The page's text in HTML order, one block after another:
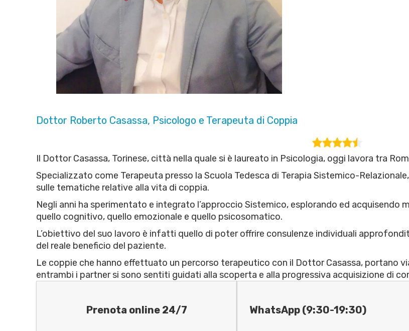
Dottor Roberto Casassa, Psicologo e Terapeuta di Coppia
Il Dottor Casassa, Torinese, città nella quale si è laureato in Psicologia, oggi lavora tra
Specializzato come Terapeuta presso la Scuola Tedesca di Terapia Sistemico-
sulle tematiche relative alla vita di coppia.
Negli anni ha sperimentato e integrato l’approccio Sistemico, esplorando ed acquisendo
quello cognitivo, quello emozionale e quello psicosomatico.
L’obiettivo del suo lavoro è infatti quello di poter offrire consulenze individuali
del reale beneficio del paziente.
Le coppie che hanno effettuato un percorso terapeutico con il Dottor Casassa, portano
entrambi i partner si sono sentiti guidati alla scoperta e alla progressiva acquisizione di
Prenota online 24/7 WhatsApp (9:30-19:30)